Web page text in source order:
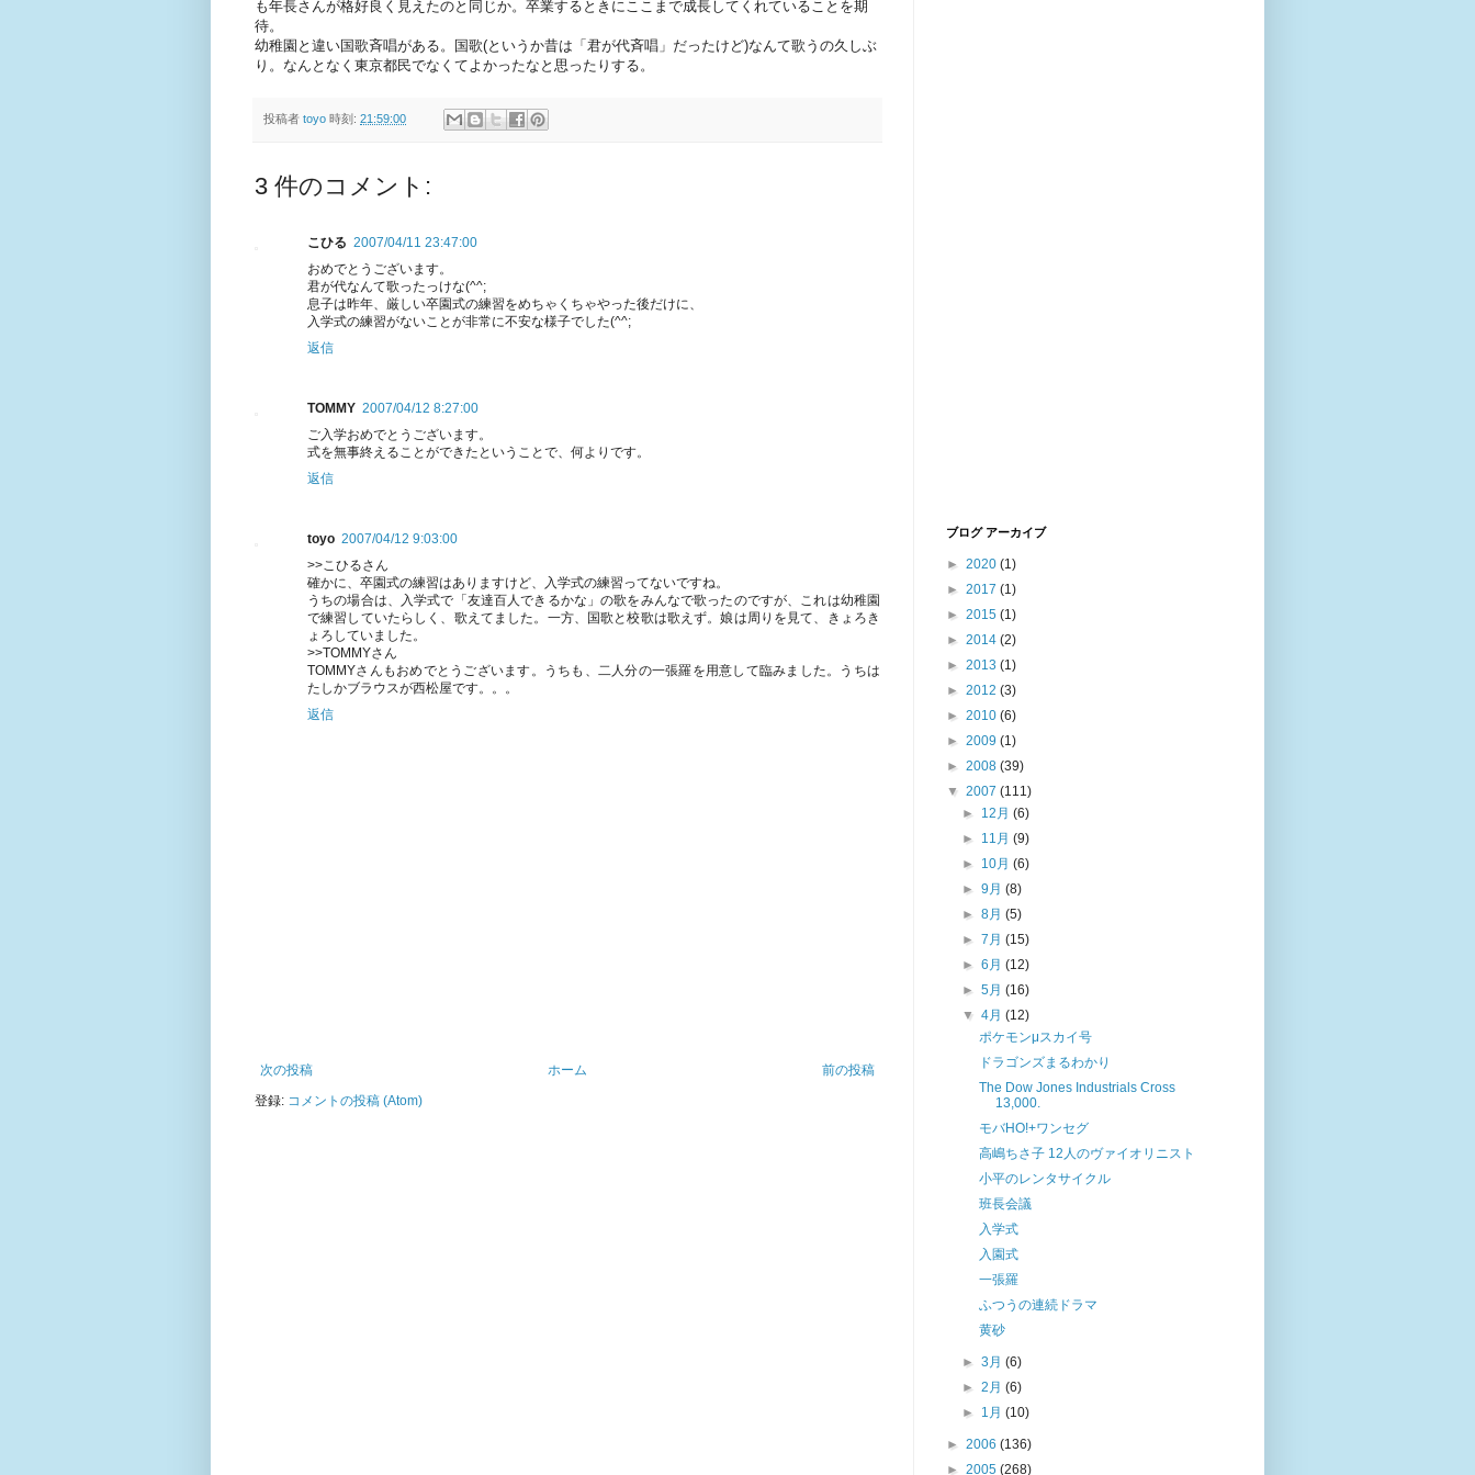
も年長さんが格好良く見えたのと同じか。卒業するときにここまで成長してくれていることを期
待。
幼稚園と違い国歌斉唱がある。国歌(というか昔は「君が代斉唱」だったけど)なんて歌うの久しぶ
り。なんとなく東京都民でなくてよかったなと思ったりする。
投稿者 toyo 時刻: 21:59:00
3 件のコメント:
こひる 2007/04/11 23:47:00
おめでとうございます。
君が代なんて歌ったっけな(^^;
息子は昨年、厳しい卒園式の練習をめちゃくちゃやった後だけに、
入学式の練習がないことが非常に不安な様子でした(^^;
返信
TOMMY 2007/04/12 8:27:00
ご入学おめでとうございます。
式を無事終えることができたということで、何よりです。
返信
toyo 2007/04/12 9:03:00
>>こひるさん
確かに、卒園式の練習はありますけど、入学式の練習ってないですね。
うちの場合は、入学式で「友達百人できるかな」の歌をみんなで歌ったのですが、これは幼稚園
で練習していたらしく、歌えてました。一方、国歌と校歌は歌えず。娘は周りを見て、きょろき
ょろしていました。
>>TOMMYさん
TOMMYさんもおめでとうございます。うちも、二人分の一張羅を用意して臨みました。うちは
たしかブラウスが西松屋です。。。
返信
次の投稿 前の投稿
ホーム
登録: コメントの投稿 (Atom)
ブログ アーカイブ
► 2020 (1)
► 2017 (1)
► 2015 (1)
► 2014 (2)
► 2013 (1)
► 2012 (3)
► 2010 (6)
► 2009 (1)
► 2008 (39)
▼ 2007 (111)
► 12月(6)
► 11月(9)
► 10月(6)
►9月(8)
►8月(5)
►7月(15)
►6月(12)
►5月(16)
▼4月(12)
ポケモンμスカイ号
ドラゴンズまるわかり
The Dow Jones Industrials Cross
13,000.
モバHO!+ワンセグ
高嶋ちさ子 12人のヴァイオリニスト
小平のレンタサイクル
班長会議
入学式
入園式
一張羅
ふつうの連続ドラマ
黄砂
►3月(6)
►2月(6)
► 1月(10)
► 2006 (136)
► 2005 (268)